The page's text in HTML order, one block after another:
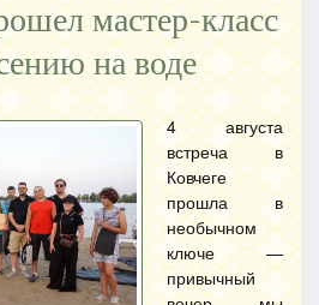
мастер-класс
на воде
4 августа
встреча в
Ковчеге
прошла в
необычном
ключе —
привычный